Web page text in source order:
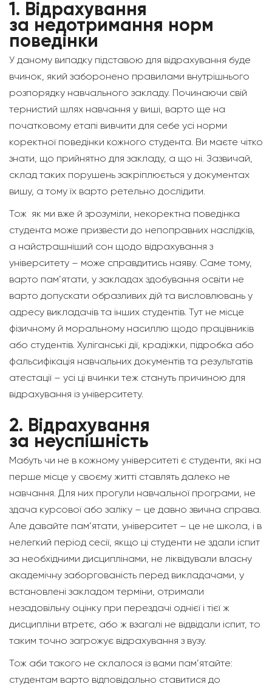
1. Відрахування
за недотримання норм
поведінки
У даному випадку підставою для відрахування буде
вчинок, який заборонено правилами внутрішнього
розпорядку навчального закладу. Починаючи свій
тернистий шлях навчання у виші, варто ще на
початковому етапі вивчити для себе усі норми
коректної поведінки кожного студента. Ви маєте чітко
знати, що прийнятно для закладу, а що ні. Зазвичай,
склад таких порушень закріплюється у документах
вишу, а тому їх варто ретельно дослідити.
Тож як ми вже й зрозуміли, некоректна поведінка
студента може призвести до непоправних наслідків,
а найстрашніший сон щодо відрахування з
університету – може справдитись наяву. Саме тому,
варто пам’ятати, у закладах здобування освіти не
варто допускати образливих дій та висловлювань у
адресу викладачів та інших студентів. Тут не місце
фізичному й моральному насиллю щодо працівників
або студентів. Хуліганські дії, крадіжки, підробка або
фальсифікація навчальних документів та результатів
атестації – усі ці вчинки теж стануть причиною для
відрахування із університету.
2. Відрахування
за неуспішність
Мабуть чи не в кожному університеті є студенти, які на
перше місце у своєму житті ставлять далеко не
навчання. Для них прогули навчальної програми, не
здача курсової або заліку – це давно звична справа.
Але давайте пам’ятати, університет – це не школа, і в
нелегкий період сесії, якщо ці студенти не здали іспит
за необхідними дисциплінами, не ліквідували власну
академічну заборгованість перед викладачами, у
встановлені закладом терміни, отримали
незадовільну оцінку при перездачі однієї і тієї ж
дисципліни втретє, або ж взагалі не відвідали іспит, то
таким точно загрожує відрахування з вузу.
Тож аби такого не склалося із вами пам’ятайте:
студентам варто відповідально ставитися до